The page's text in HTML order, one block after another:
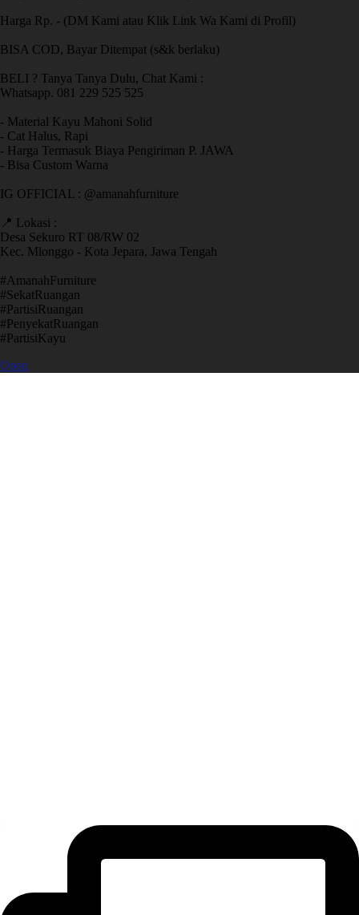
Harga Rp. - (DM Kami atau Klik Link Wa Kami di Profil)
BISA COD, Bayar Ditempat (s&k berlaku)
BELI ? Tanya Tanya Dulu, Chat Kami :
Whatsapp. 081 229 525 525
- Material Kayu Mahoni Solid
- Cat Halus, Rapi
- Harga Termasuk Biaya Pengiriman P. JAWA
- Bisa Custom Warna
IG OFFICIAL : @amanahfurniture
📍 Lokasi :
Desa Sekuro RT 08/RW 02
Kec. Mlonggo - Kota Jepara, Jawa Tengah
​#AmanahFurniture
​#SekatRuangan
​#PartisiRuangan
​#PenyekatRuangan
​#PartisiKayu
Open